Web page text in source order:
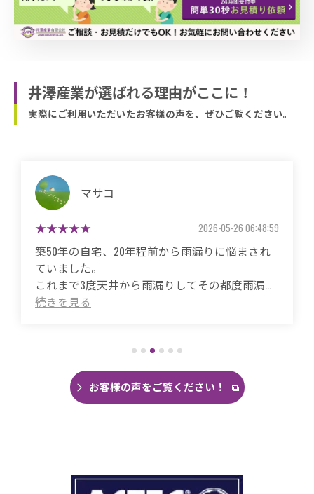
井澤産業が選ばれる理由がここに！
実際にご利用いただいたお客様の声を、ぜひご覧ください。
マサコ
2026-05-26 06:48:59
築50年の自宅、20年程前から雨漏りに悩まされ
ていました。
これまで3度天井から雨漏りしてその都度雨漏り
箇所は修繕してもらいましたがスッキリ直った
がなく雨の日は憂鬱で仕方ありませんでした。
今回は絶対に原因を特定して修繕してほしいと
思い毎日口コミを見て井澤産業さんにたどり着
くことができました。
お客様の声をご覧ください！